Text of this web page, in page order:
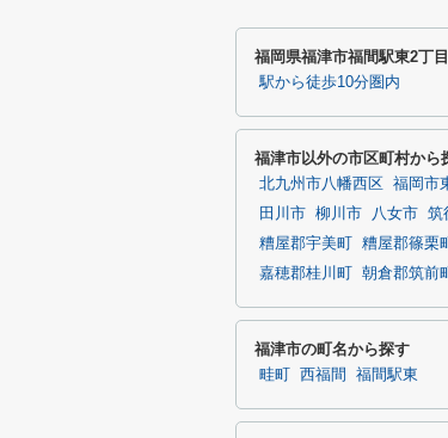
福岡県福津市福間駅東2丁
駅から徒歩10分圏内
福津市以外の市区町村から
北九州市八幡西区 福岡市
田川市 柳川市 八女市 筑
糟屋郡宇美町
糟屋郡篠栗町
嘉穂郡桂川町
朝倉郡筑前町
福津市の町名から探す
畦町 西福間 福間駅東